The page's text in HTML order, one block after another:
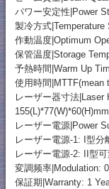
パワー安定性|Power
製冷方式
作動温度|Optimum
保管温度|Storage
予熱時間|Warm Up
使用時間|MTTF(mean
レーザー器寸法|Laser
レーザー電源|Power
レーザー電源-1: I型分
レーザー電源-2: II型
変調频率|Modulation:
保証期|Warranty: 1